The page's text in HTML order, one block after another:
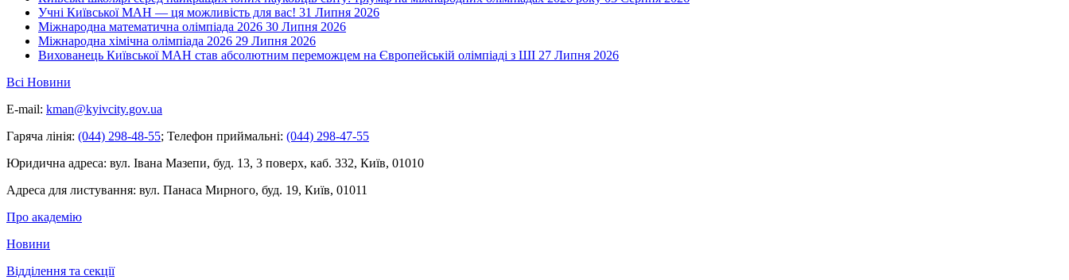
Учні Київської МАН — ця можливість для вас! 31 Липня 2026
Міжнародна математична олімпіада 2026 30 Липня 2026
Міжнародна хімічна олімпіада 2026 29 Липня 2026
Вихованець Київської МАН став абсолютним переможцем на Європейській олімпіаді з ШІ 27 Липня 2026
Всі Новини
E-mail: kman@kyivcity.gov.ua
Гаряча лінія: (044) 298-48-55; Телефон приймальні: (044) 298-47-55
Юридична адреса: вул. Івана Мазепи, буд. 13, 3 поверх, каб. 332, Київ, 01010
Адреса для листування: вул. Панаса Мирного, буд. 19, Київ, 01011
Про академію
Новини
Відділення та секції